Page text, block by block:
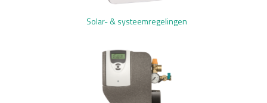
Solar- & systeemregelingen